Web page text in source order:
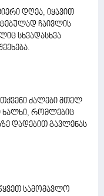
დღეა, იყავით
ჩაივლის
სხვადასხვა
ძალები მთელ
ხალხი, რომლებიც
დადებით გავლენას
სამომავლო